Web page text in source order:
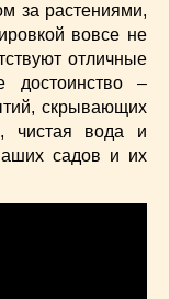
за растениями,
вовсе не
отличные
достоинство –
скрывающих
чистая вода и
садов и их